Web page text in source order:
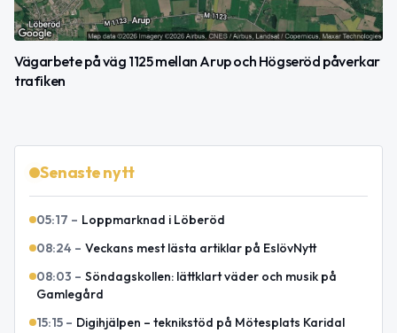
Vägarbete på väg 1125 mellan Arup och Högseröd påverkar
trafiken
Senaste nytt
05:17 – Loppmarknad i Löberöd
08:24 – Veckans mest lästa artiklar på EslövNytt
08:03 – Söndagskollen: lättklart väder och musik på
Gamlegård
15:15 – Digihjälpen – teknikstöd på Mötesplats Karidal